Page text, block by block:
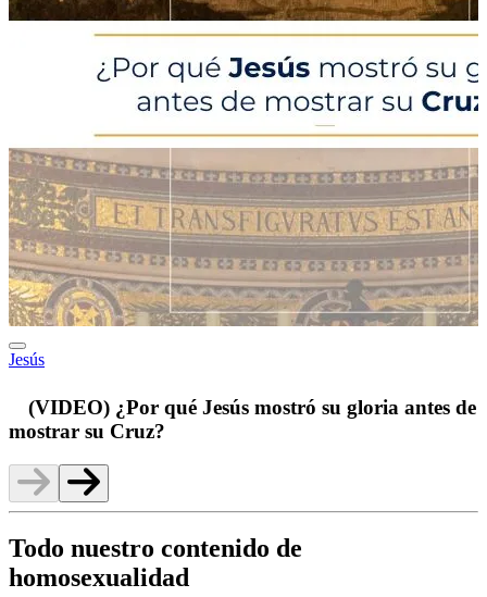
Jesús
(VIDEO) ¿Por qué Jesús mostró su gloria antes de
mostrar su Cruz?
Todo nuestro contenido de
homosexualidad